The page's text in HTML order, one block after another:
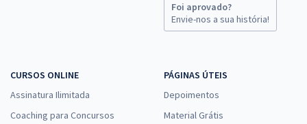
Foi aprovado?
Envie-nos a sua história!
CURSOS ONLINE
Assinatura Ilimitada
Coaching para Concursos
PÁGINAS ÚTEIS
Depoimentos
Material Grátis